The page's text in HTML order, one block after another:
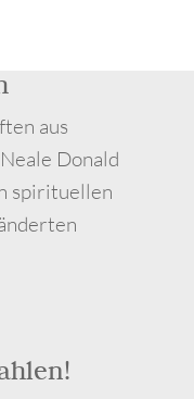
aus
Donald
spirituellen